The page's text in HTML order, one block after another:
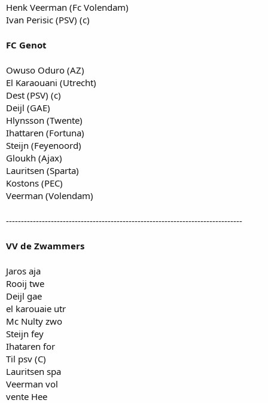
Henk Veerman (Fc Volendam)
Ivan Perisic (PSV) (c)
FC Genot
Owuso Oduro (AZ)
El Karaouani (Utrecht)
Dest (PSV) (c)
Deijl (GAE)
Hlynsson (Twente)
Ihattaren (Fortuna)
Steijn (Feyenoord)
Gloukh (Ajax)
Lauritsen (Sparta)
Kostons (PEC)
Veerman (Volendam)
-------------------------------------------------------------------------------
VV de Zwammers
Jaros aja
Rooij twe
Deijl gae
el karouaie utr
Mc Nulty zwo
Steijn fey
Ihataren for
Til psv (C)
Lauritsen spa
Veerman vol
vente Hee